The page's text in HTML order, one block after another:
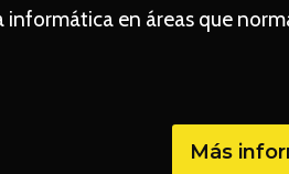
informática en áreas que
Más